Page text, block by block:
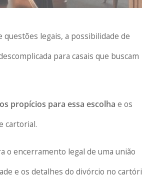
legais, a possibilidade de
para casais que buscam
propícios para essa escolha e os
cartorial.
o encerramento legal de uma união
e os detalhes do divórcio no